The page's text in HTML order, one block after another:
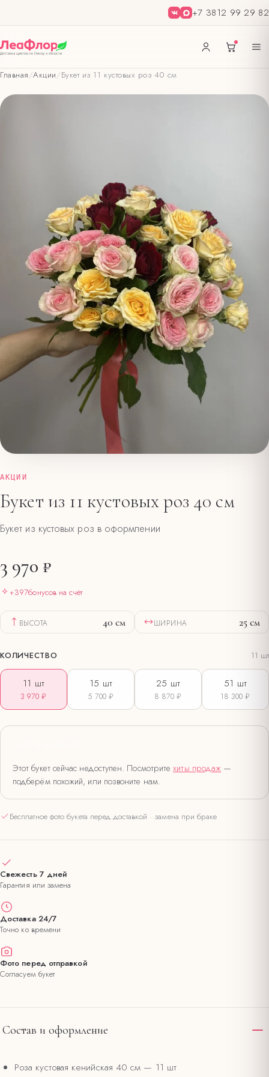
+7 3812 99 29 82
Главная/Акции/Букет из 11 кустовых роз 40 см
АКЦИИ
Букет из 11 кустовых роз 40 см
Букет из кустовых роз в оформлении
3 970 ₽
+397бонусов на счёт
ВЫСОТА 40 см ШИРИНА 25 см
КОЛИЧЕСТВО 11 шт
11 шт
3 970 ₽
15 шт
5 700 ₽
25 шт
8 870 ₽
51 шт
18 300 ₽
Этот букет сейчас недоступен. Посмотритехиты продаж —
подберём похожий, или позвоните нам.
Бесплатное фото букета перед доставкой · замена при браке
Свежесть 7 дней
Гарантия или замена
Доставка 24/7
Точно ко времени
Фото перед отправкой
Согласуем букет
Состав и оформление
Роза кустовая кенийская 40 см — 11 шт